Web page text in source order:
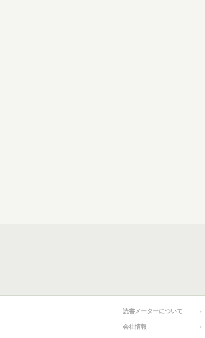
読書メーターについて
会社情報